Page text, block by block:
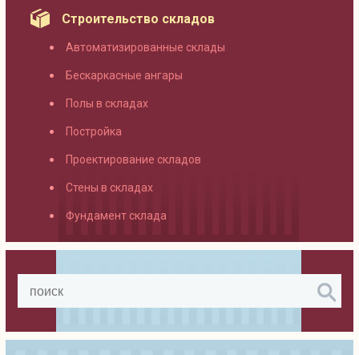
Строительство складов
Автоматизированные склады
Бескаркасные ангары
Полы в складах
Постройка
Проектирование складов
Стены в складах
Фундамент склада